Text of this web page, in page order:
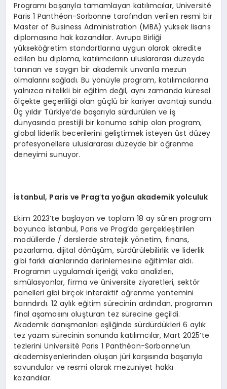
Programı başarıyla tamamlayan katılımcılar, Université
Paris 1 Panthéon-Sorbonne tarafından verilen resmi bir
Master of Business Administration (MBA) yüksek lisans
diplomasına hak kazandılar. Avrupa Birliği
yükseköğretim standartlarına uygun olarak akredite
edilen bu diploma, katılımcıların uluslararası düzeyde
tanınan ve saygın bir akademik unvanla mezun
olmalarını sağladı. Bu yönüyle program, katılımcılarına
yalnızca nitelikli bir eğitim değil, aynı zamanda küresel
ölçekte geçerliliği olan güçlü bir kariyer avantajı sundu.
Üç yıldır Türkiye’de başarıyla sürdürülen ve iş
dünyasında prestijli bir konuma sahip olan program,
global liderlik becerilerini geliştirmek isteyen üst düzey
profesyonellere uluslararası düzeyde bir öğrenme
deneyimi sunuyor.
İstanbul, Paris ve Prag’ta yoğun akademik yolculuk
Ekim 2023’te başlayan ve toplam 18 ay süren program
boyunca İstanbul, Paris ve Prag’da gerçekleştirilen
modüllerde / derslerde stratejik yönetim, finans,
pazarlama, dijital dönüşüm, sürdürülebilirlik ve liderlik
gibi farklı alanlarında derinlemesine eğitimler aldı.
Programın uygulamalı içeriği; vaka analizleri,
simülasyonlar, firma ve üniversite ziyaretleri, sektör
panelleri gibi birçok interaktif öğrenme yöntemini
barındırdı. 12 aylık eğitim sürecinin ardından, programın
final aşamasını oluşturan tez sürecine geçildi.
Akademik danışmanları eşliğinde sürdürdükleri 6 aylık
tez yazım sürecinin sonunda katılımcılar, Mart 2025’te
tezlerini Université Paris 1 Panthéon-Sorbonne’un
akademisyenlerinden oluşan jüri karşısında başarıyla
savundular ve resmi olarak mezuniyet hakkı
kazandılar.